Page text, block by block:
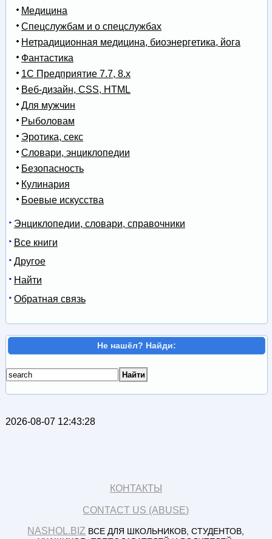
Медицина
Спецслужбам и о спецслужбах
Нетрадиционная медицина, биоэнергетика, йога
Фантастика
1С Предприятие 7.7, 8.x
Веб-дизайн, CSS, HTML
Для мужчин
Рыболовам
Эротика, секс
Словари, энциклопедии
Безопасность
Кулинария
Боевые искусства
Энциклопедии, словари, справочники
Все книги
Другое
Найти
Обратная связь
Не нашёл? Найди:
2026-08-07 12:43:28
КОНТАКТЫ
CONTACT US (ABUSE)
NASHOL.BIZ ВСЕ ДЛЯ ШКОЛЬНИКОВ, СТУДЕНТОВ,